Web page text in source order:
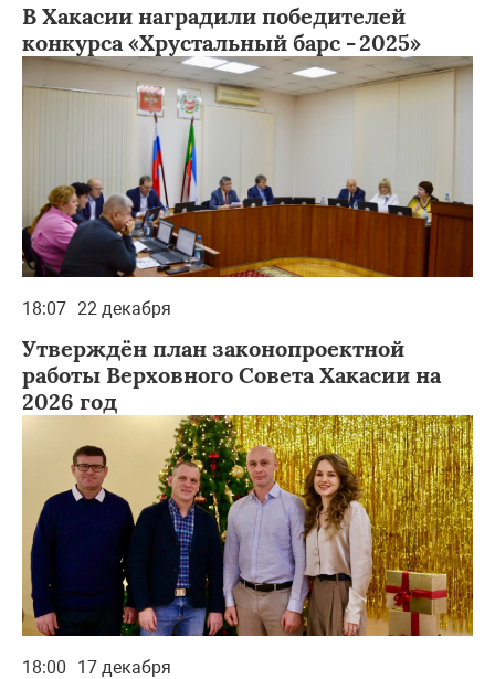
В Хакасии наградили победителей
конкурса «Хрустальный барс - 2025»
18:07 22 декабря
Утверждён план законопроектной
работы Верховного Совета Хакасии на
2026 год
18:00 17 декабря